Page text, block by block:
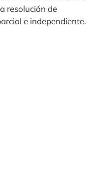
resolución de
e independiente.